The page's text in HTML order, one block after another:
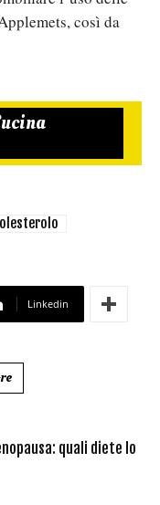
così da
Linkedin
quali diete lo